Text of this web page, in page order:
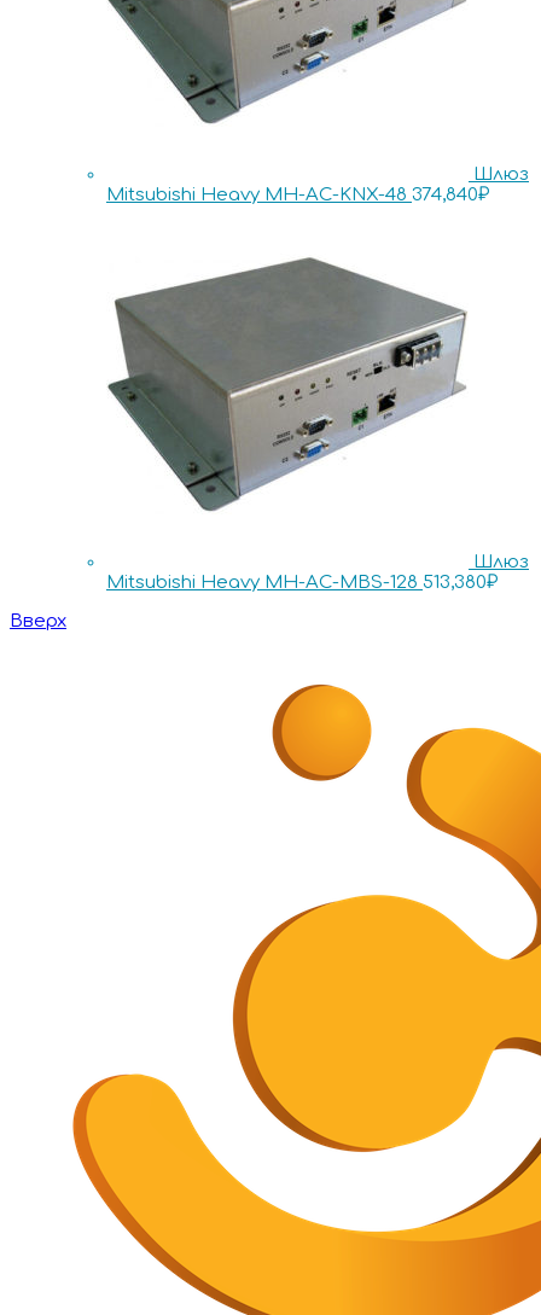
Шлюз
Mitsubishi Heavy MH-AC-KNX-48 374,840₽
Шлюз
Mitsubishi Heavy MH-AC-MBS-128 513,380₽
Вверх